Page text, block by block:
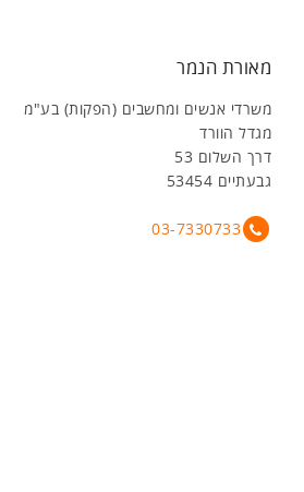
מאורת הנמר
משרדי אנשים ומחשבים (הפקות) בע"מ
מגדל הוורד
דרך השלום 53
גבעתיים 53454
03-7330733